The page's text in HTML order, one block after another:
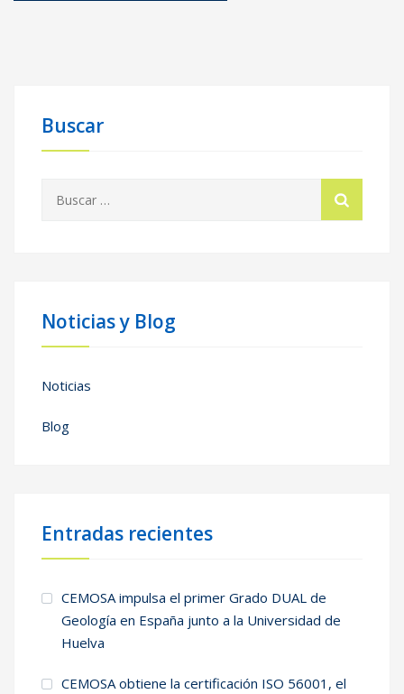
Buscar
Noticias y Blog
Noticias
Blog
Entradas recientes
CEMOSA impulsa el primer Grado DUAL de
Geología en España junto a la Universidad de
Huelva
CEMOSA obtiene la certificación ISO 56001, el